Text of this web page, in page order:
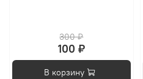
300 ₽
100 ₽
В корзину